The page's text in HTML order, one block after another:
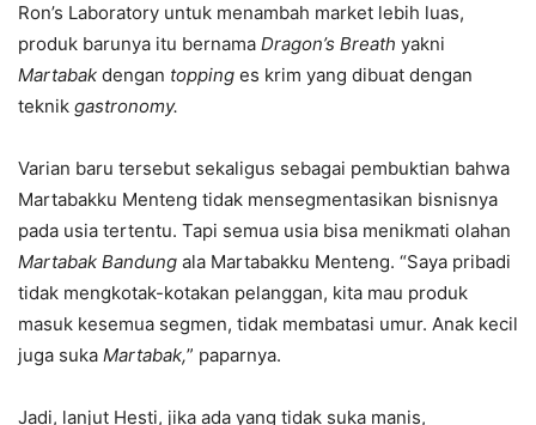
Ron’s Laboratory untuk menambah market lebih luas,
produk barunya itu bernama Dragon’s Breath yakni
Martabak dengan topping es krim yang dibuat dengan
teknik gastronomy.
Varian baru tersebut sekaligus sebagai pembuktian bahwa
Martabakku Menteng tidak mensegmentasikan bisnisnya
pada usia tertentu. Tapi semua usia bisa menikmati olahan
Martabak Bandung ala Martabakku Menteng. “Saya pribadi
tidak mengkotak-kotakan pelanggan, kita mau produk
masuk kesemua segmen, tidak membatasi umur. Anak kecil
juga suka Martabak,” paparnya.
Jadi, lanjut Hesti, jika ada yang tidak suka manis,